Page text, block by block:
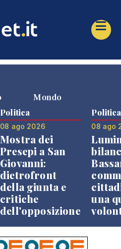
Mondo
Politica
08 ago 2026
Mostra dei
Presepi a San
Giovanni:
dietrofront
della giunta e
critiche
dell'opposizione
Politica
08 ago
una